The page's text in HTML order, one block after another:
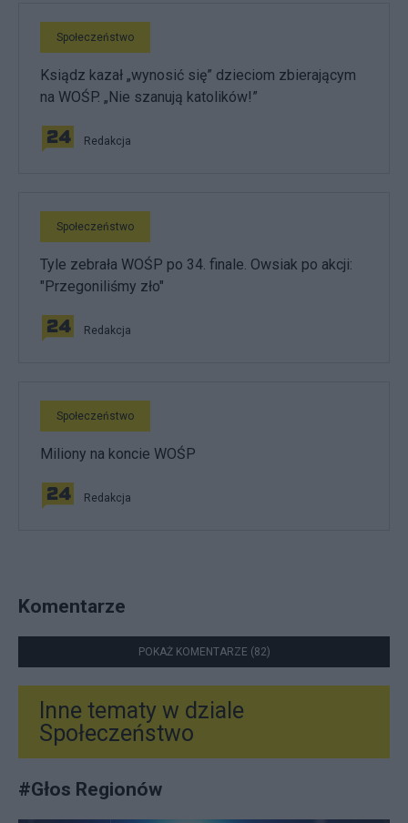
Społeczeństwo
Ksiądz kazał „wynosić się” dzieciom zbierającym
na WOŚP. „Nie szanują katolików!”
Redakcja
Społeczeństwo
Tyle zebrała WOŚP po 34. finale. Owsiak po akcji:
"Przegoniliśmy zło"
Redakcja
Społeczeństwo
Miliony na koncie WOŚP
Redakcja
Komentarze
POKAŻ KOMENTARZE (82)
Inne tematy w dziale
Społeczeństwo
#Głos Regionów